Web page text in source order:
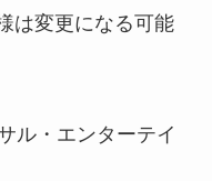
は変更になる可能
ル・エンターテイ